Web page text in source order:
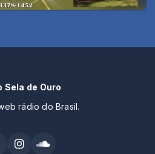
Sela de Ouro
rádio do Brasil.